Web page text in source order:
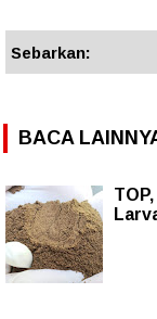
Sebarkan:
BACA